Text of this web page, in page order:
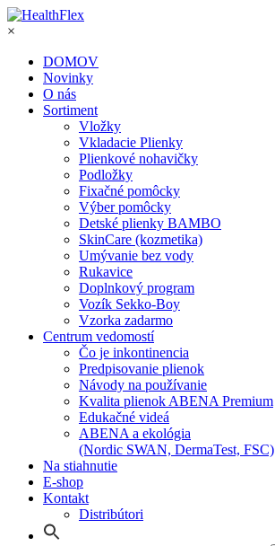
×
DOMOV
Novinky
O nás
Sortiment
Vložky
Vkladacie Plienky
Plienkové nohavičky
Podložky
Fixačné pomôcky
Výber pomôcky
Detské plienky BAMBO
SkinCare (kozmetika)
Umývanie bez vody
Rukavice
Doplnkový program
Vozík Sekko-Boy
Vzorka zadarmo
Centrum vedomostí
Čo je inkontinencia
Predpisovanie plienok
Návody na používanie
Kvalita plienok ABENA Premium
Edukačné videá
ABENA a ekológia
(Nordic SWAN, DermaTest, FSC)
Na stiahnutie
E-shop
Kontakt
Distribútori